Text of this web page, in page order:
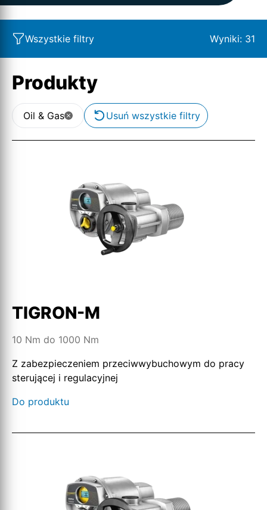
Wszystkie filtry Wyniki: 31
Produkty
Oil & Gas Usuń wszystkie filtry
TIGRON-M
10 Nm do 1000 Nm
Z zabezpieczeniem przeciwwybuchowym do pracy
sterującej i regulacyjnej
Do produktu